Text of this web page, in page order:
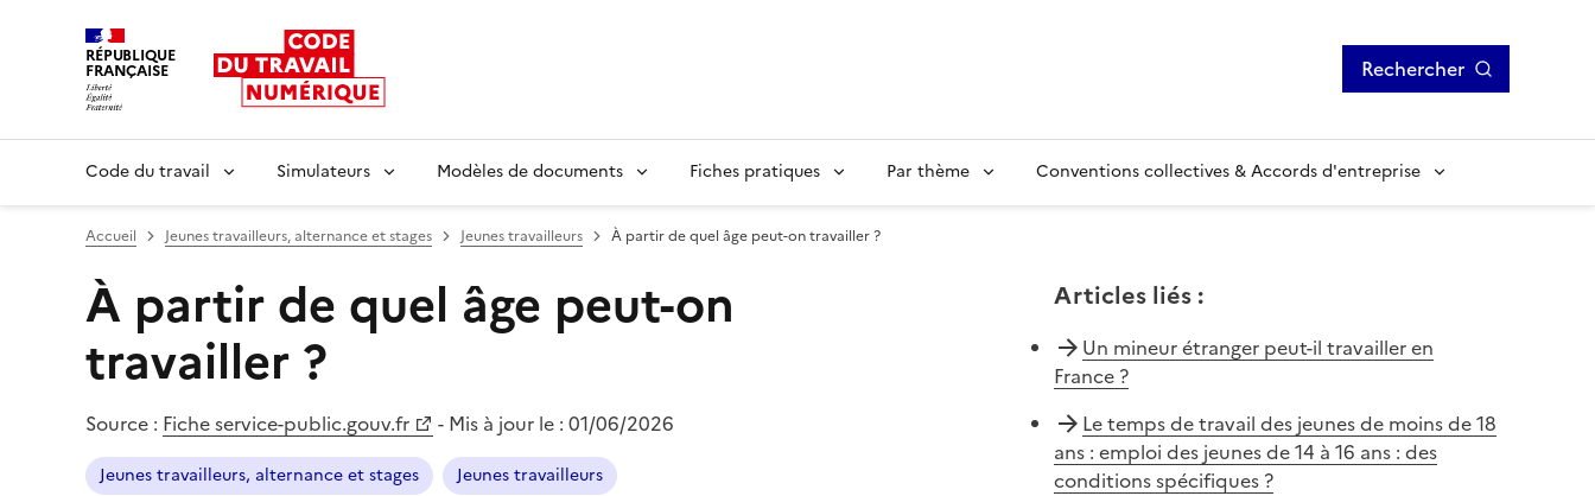
RÉPUBLIQUE
FRANÇAISE Rechercher
Code du travail Simulateurs Modèles de documents Fiches pratiques Par thème Conventions collectives & Accords d'entreprise
Accueil Jeunes travailleurs, alternance et stages Jeunes travailleurs À partir de quel âge peut-on travailler ?
À partir de quel âge peut-on
travailler ?
Source : Fiche service-public.gouv.fr - Mis à jour le : 01/06/2026
Jeunes travailleurs, alternance et stages Jeunes travailleurs
Articles liés:
Un mineur étranger peut-il travailler en
France ?
Le temps de travail des jeunes de moins de 18
ans : emploi des jeunes de 14 à 16 ans : des
conditions spécifiques ?